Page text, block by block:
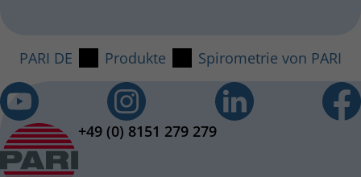
PARI DE Produkte Spirometrie von PARI
+49 (0) 8151 279 279